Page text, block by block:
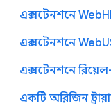
এক্সটেনশনে
এক্সটেনশনে
এক্সটেনশনে
একটি অরিজিন